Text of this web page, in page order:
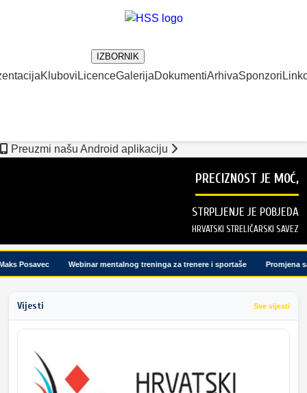
IZBORNIK
Klubovi LicenceGalerijaDokumentiArhivaSponzori
Preuzmi našu Android aplikaciju
PRECIZNOST JE MOĆ,
STRPLJENJE JE POBJEDA
HRVATSKI STRELIČARSKI SAVEZ
Posavec Webinar mentalnog treninga za trenere i sportaše Promjena
Vijesti Sve vijesti